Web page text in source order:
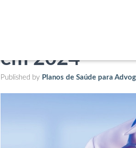
Top Planos
em 2024
Published by Planos de Saúde para